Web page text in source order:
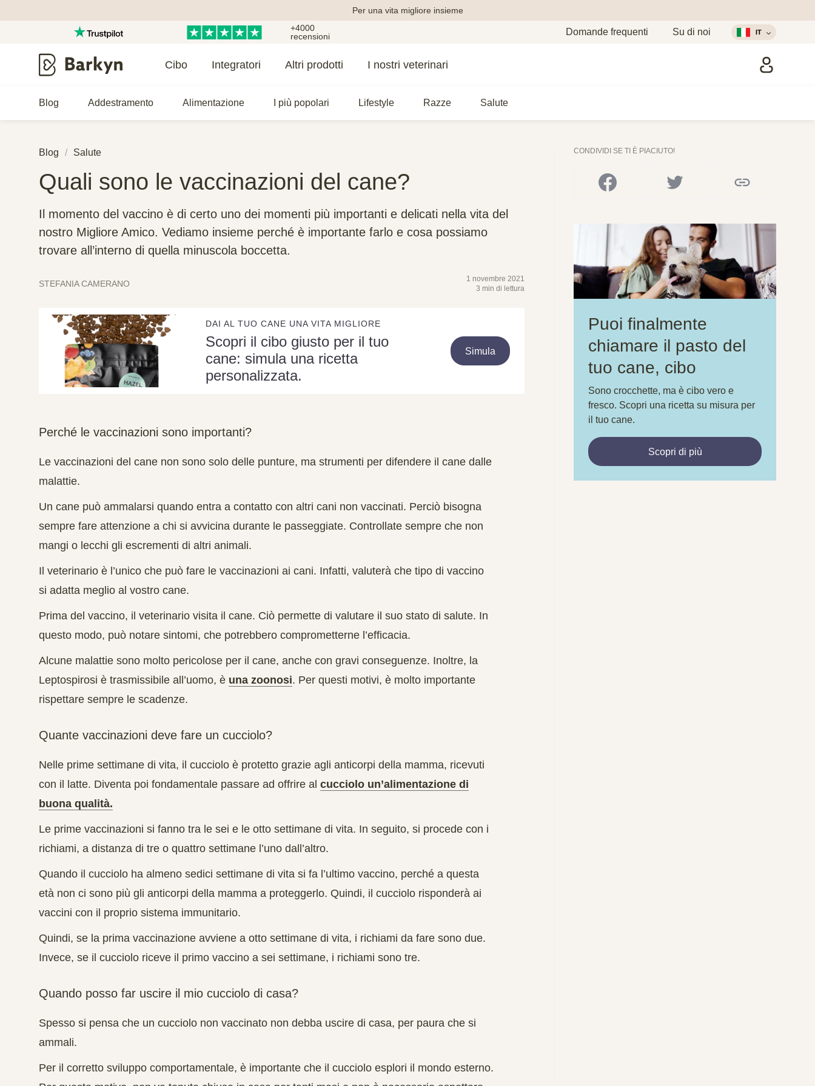
Per una vita migliore insieme
+4000
recensioni
Domande frequenti Su di noi IT
Cibo Integratori Altri prodotti I nostri veterinari
Blog Addestramento Alimentazione I più popolari Lifestyle Razze Salute
Blog Salute
Quali sono le vaccinazioni del cane?
Il momento del vaccino è di certo uno dei momenti più importanti e delicati nella vita del
nostro Migliore Amico. Vediamo insieme perché è importante farlo e cosa possiamo
trovare all’interno di quella minuscola boccetta.
STEFANIA CAMERANO
1 novembre 2021
3 min di lettura
DAI AL TUO CANE UNA VITA MIGLIORE
Scopri il cibo giusto per il tuo
cane: simula una ricetta
personalizzata.
Simula
Perché le vaccinazioni sono importanti?
Le vaccinazioni del cane non sono solo delle punture, ma strumenti per difendere il cane dalle
malattie.
Un cane può ammalarsi quando entra a contatto con altri cani non vaccinati. Perciò bisogna
sempre fare attenzione a chi si avvicina durante le passeggiate. Controllate sempre che non
mangi o lecchi gli escrementi di altri animali.
Il veterinario è l’unico che può fare le vaccinazioni ai cani. Infatti, valuterà che tipo di vaccino
si adatta meglio al vostro cane.
Prima del vaccino, il veterinario visita il cane. Ciò permette di valutare il suo stato di salute. In
questo modo, può notare sintomi, che potrebbero comprometterne l’efficacia.
Alcune malattie sono molto pericolose per il cane, anche con gravi conseguenze. Inoltre, la
Leptospirosi è trasmissibile all’uomo, è una zoonosi. Per questi motivi, è molto importante
rispettare sempre le scadenze.
Quante vaccinazioni deve fare un cucciolo?
Nelle prime settimane di vita, il cucciolo è protetto grazie agli anticorpi della mamma, ricevuti
con il latte. Diventa poi fondamentale passare ad offrire al cucciolo un’alimentazione di
buona qualità.
Le prime vaccinazioni si fanno tra le sei e le otto settimane di vita. In seguito, si procede con i
richiami, a distanza di tre o quattro settimane l’uno dall’altro.
Quando il cucciolo ha almeno sedici settimane di vita si fa l’ultimo vaccino, perché a questa
età non ci sono più gli anticorpi della mamma a proteggerlo. Quindi, il cucciolo risponderà ai
vaccini con il proprio sistema immunitario.
Quindi, se la prima vaccinazione avviene a otto settimane di vita, i richiami da fare sono due.
Invece, se il cucciolo riceve il primo vaccino a sei settimane, i richiami sono tre.
Quando posso far uscire il mio cucciolo di casa?
Spesso si pensa che un cucciolo non vaccinato non debba uscire di casa, per paura che si
ammali.
Per il corretto sviluppo comportamentale, è importante che il cucciolo esplori il mondo esterno.
CONDIVIDI SE TI È PIACIUTO!
Puoi finalmente
chiamare il pasto del
tuo cane, cibo
Sono crocchette, ma è cibo vero e
fresco. Scopri una ricetta su misura per
il tuo cane.
Scopri di più